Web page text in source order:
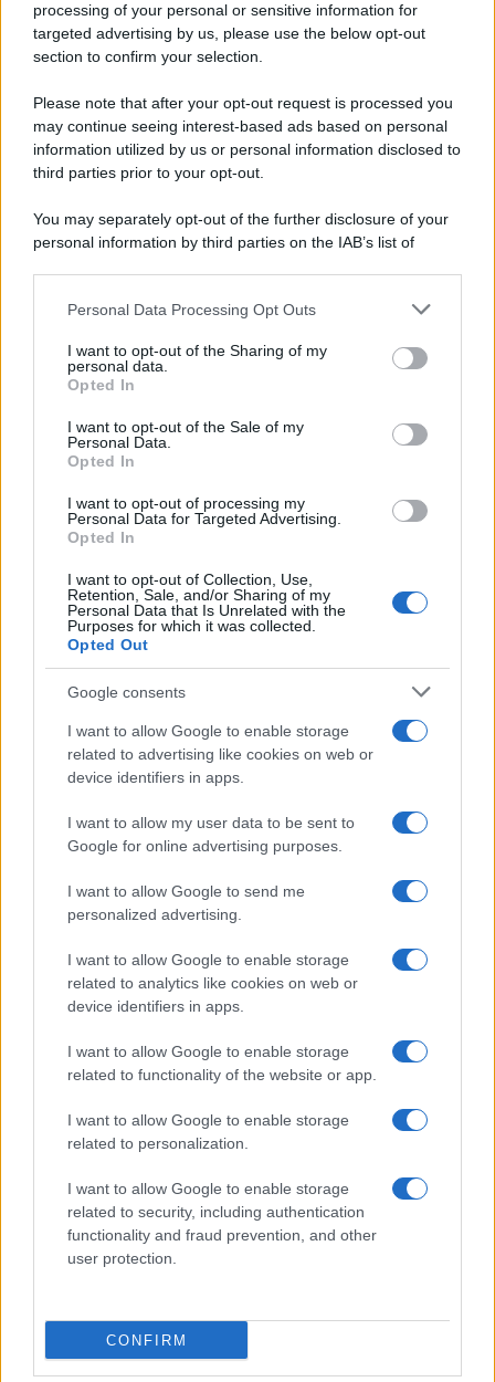
processing of your personal or sensitive information for
targeted advertising by us, please use the below opt-out
section to confirm your selection.
Please note that after your opt-out request is processed you
may continue seeing interest-based ads based on personal
information utilized by us or personal information disclosed to
third parties prior to your opt-out.
You may separately opt-out of the further disclosure of your
personal information by third parties on the IAB’s list of
This information may also be disclosed by us to third parties
disclose it to other third parties.
Please note that this website/app uses one or more Google
services and may gather and store information including but
not limited to your visit or usage behaviour. You may click to
grant or deny consent to Google and its third-party tags to
consent section.
Personal Data Processing Opt Outs
I want to opt-out of the Sharing of my
personal data.
Opted In
I want to opt-out of the Sale of my
Personal Data.
Opted In
I want to opt-out of processing my
Personal Data for Targeted Advertising.
Opted In
I want to opt-out of Collection, Use,
Retention, Sale, and/or Sharing of my
Personal Data that Is Unrelated with the
Purposes for which it was collected.
Opted Out
Google consents
I want to allow Google to enable storage
related to advertising like cookies on web or
device identifiers in apps.
I want to allow my user data to be sent to
Google for online advertising purposes.
I want to allow Google to send me
personalized advertising.
I want to allow Google to enable storage
related to analytics like cookies on web or
device identifiers in apps.
I want to allow Google to enable storage
related to functionality of the website or app.
I want to allow Google to enable storage
related to personalization.
I want to allow Google to enable storage
related to security, including authentication
functionality and fraud prevention, and other
user protection.
CONFIRM
LEGGI GRATIS IL NOSTRO EBOOK
Categorie
Dizionario dei Sogni – B
Dizionario dei Sogni – C
Dizionario dei Sogni – D
Dizionario dei Sogni – E
Dizionario dei Sogni – F
Dizionario dei Sogni – G
Dizionario dei Sogni – I
Dizionario dei Sogni – J
Dizionario dei Sogni – L
Dizionario dei Sogni – M
Dizionario dei Sogni – N
Dizionario dei Sogni – O
Dizionario dei Sogni – P
Dizionario dei Sogni – R
Dizionario dei Sogni – T
Dizionario dei Sogni – U
Dizionario dei Sogni – V
Dizionario dei Sogni – Z
alla Z
Smorfia
Sogni Ricorrenti
SmorfiaNapoletana.org – Tutti i diritti riservati –
Cookie Policy